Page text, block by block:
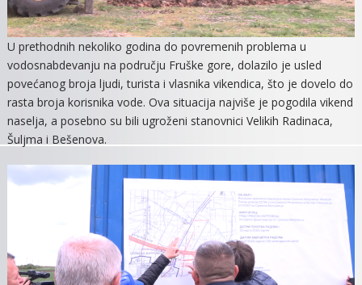
U prethodnih nekoliko godina do povremenih problema u
vodosnabdevanju na području Fruške gore, dolazilo je usled
povećanog broja ljudi, turista i vlasnika vikendica, što je dovelo do
rasta broja korisnika vode. Ova situacija najviše je pogodila vikend
naselja, a posebno su bili ugroženi stanovnici Velikih Radinaca,
Šuljma i Bešenova.